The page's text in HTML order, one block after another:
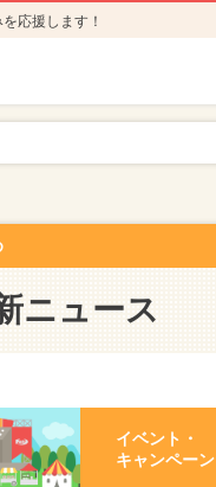
応援します！
ニュース
イベント・
キャンペーン